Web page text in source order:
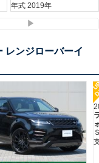
年式 2019年
▶
レンジローバーイ
走行6.8万km
ローバー レンジローバーイヴ
額359.9万円